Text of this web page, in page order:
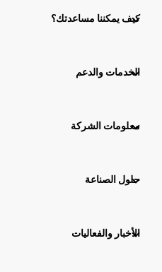
كيف يمكننا مساعدتك؟
الخدمات والدعم
معلومات الشركة
حلول الصناعة
الأخبار والفعاليات